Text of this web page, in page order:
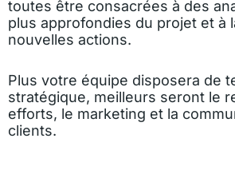
toutes être consacrées à des
plus approfondies du projet et à
nouvelles actions.
Plus votre équipe disposera de
stratégique, meilleurs seront le
efforts, le marketing et la
clients.